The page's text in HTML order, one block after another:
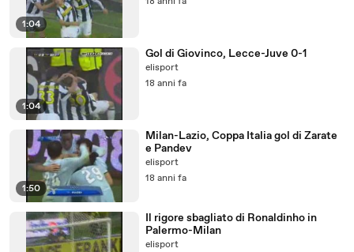
1:04
1:04
Gol di Giovinco, Lecce-Juve 0-1
elisport
18 anni fa
1:50
Milan-Lazio, Coppa Italia gol di Zarate
e Pandev
elisport
18 anni fa
Il rigore sbagliato di Ronaldinho in
Palermo-Milan
elisport